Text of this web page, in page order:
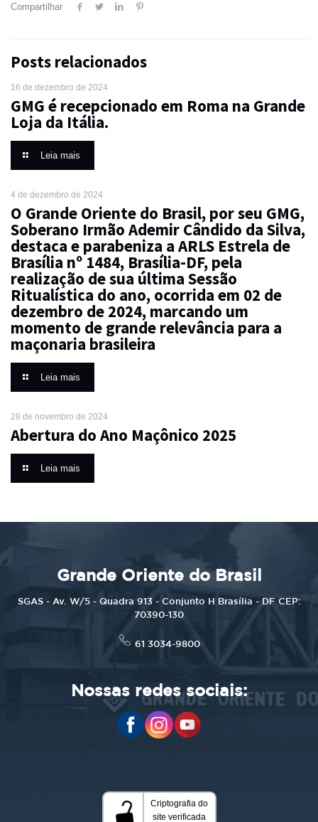
Compartilhar
Posts relacionados
16 de dezembro de 2024
GMG é recepcionado em Roma na Grande
Loja da Itália.
Leia mais
4 de dezembro de 2024
O Grande Oriente do Brasil, por seu GMG,
Soberano Irmão Ademir Cândido da Silva,
destaca e parabeniza a ARLS Estrela de
Brasília nº 1484, Brasília-DF, pela
realização de sua última Sessão
Ritualística do ano, ocorrida em 02 de
dezembro de 2024, marcando um
momento de grande relevância para a
maçonaria brasileira
Leia mais
28 de novembro de 2024
Abertura do Ano Maçônico 2025
Leia mais
Grande Oriente do Brasil
SGAS - Av. W/5 - Quadra 913 - Conjunto H Brasília - DF CEP:
70390-130
61 3034-9800
Nossas redes sociais: